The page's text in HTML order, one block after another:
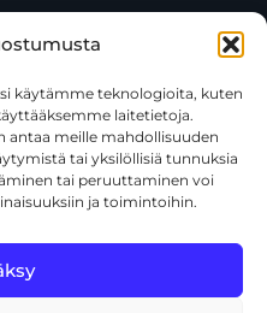
käytämme teknologioita, kuten
laitetietoja.
antaa meille mahdollisuuden
tai yksilöllisiä tunnuksia
tai peruuttaminen voi
ja toimintoihin.